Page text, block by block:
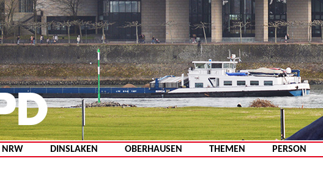
Zum Inhalt springen
NRW DINSLAKEN OBERHAUSEN THEMEN PERSON